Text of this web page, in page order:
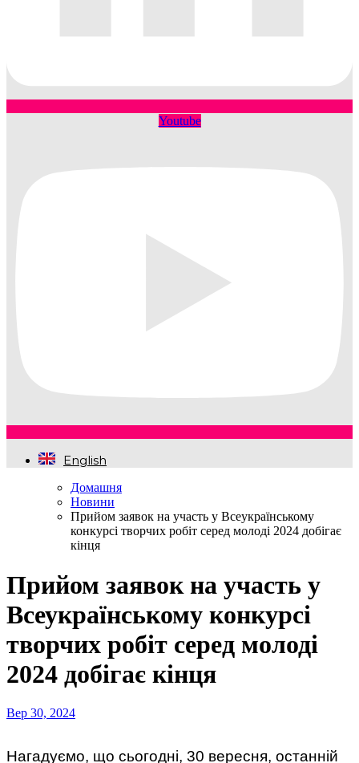
Youtube
English
Домашня
Новини
Прийом заявок на участь у Всеукраїнському
конкурсі творчих робіт серед молоді 2024 добігає
кінця
Прийом заявок на участь у
Всеукраїнському конкурсі
творчих робіт серед молоді
2024 добігає кінця
Вер 30, 2024
Нагадуємо, що сьогодні, 30 вересня, останній